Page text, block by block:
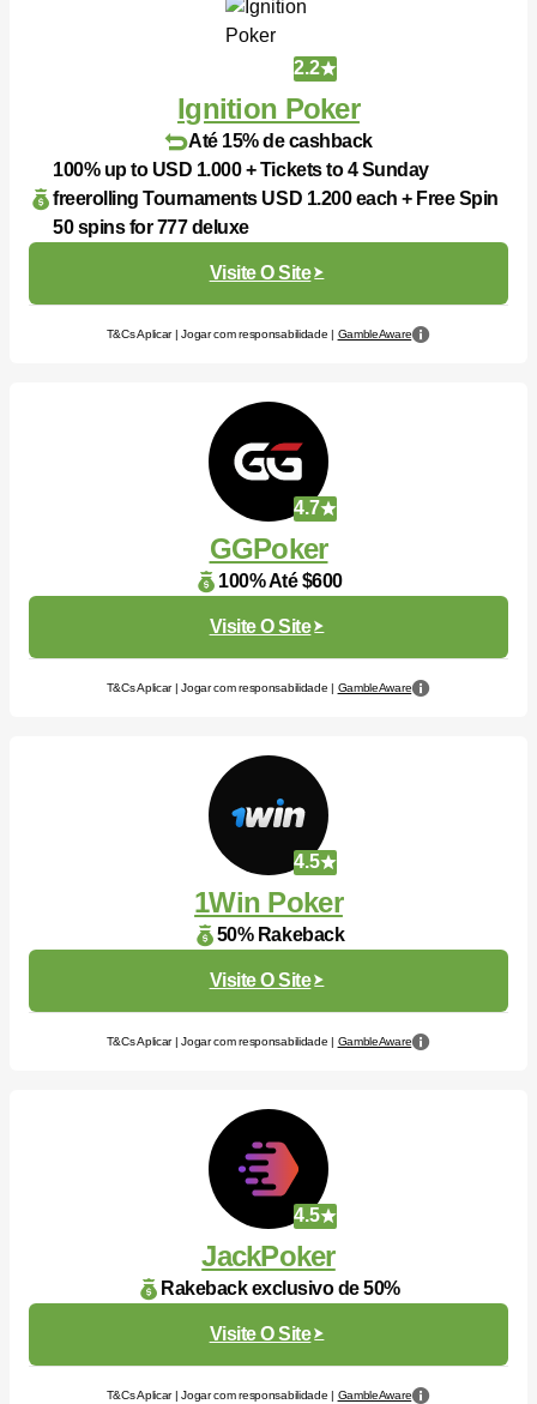
2.2
Ignition Poker
Até 15% de cashback
100% up to USD 1.000 + Tickets to 4 Sunday
freerolling Tournaments USD 1.200 each + Free Spin
50 spins for 777 deluxe
Visite O Site
T&Cs Aplicar | Jogar com responsabilidade | GambleAware
4.7
GGPoker
100% Até $600
Visite O Site
T&Cs Aplicar | Jogar com responsabilidade | GambleAware
4.5
1Win Poker
50% Rakeback
Visite O Site
T&Cs Aplicar | Jogar com responsabilidade | GambleAware
4.5
JackPoker
Rakeback exclusivo de 50%
Visite O Site
T&Cs Aplicar | Jogar com responsabilidade | GambleAware